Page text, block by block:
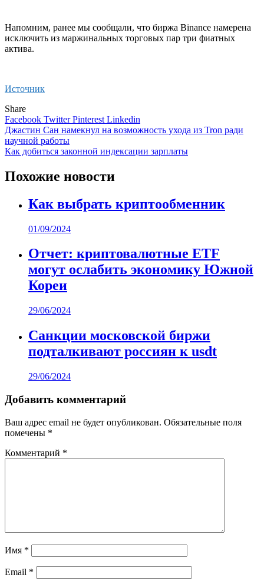
Напомним, ранее мы сообщали, что биржа Binance намерена
исключить из маржинальных торговых пар три фиатных
актива.
Источник
Share
Facebook TwitterPinterest Linkedin
Навигация
по
Джастин Сан намекнул на возможность ухода из Tron ради
научной работы
Как добиться законной индексации зарплаты
Похожие новости
Как выбрать криптообменник
01/09/2024
Отчет: криптовалютные ETF
могут ослабить экономику Южной
Кореи
29/06/2024
Санкции московской биржи
подталкивают россиян к usdt
29/06/2024
Добавить комментарий
Ваш адрес email не будет опубликован. Обязательные поля
помечены *
Комментарий *
Имя *
Email *